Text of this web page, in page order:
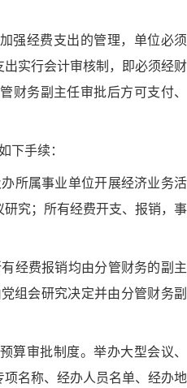
强经费支出的管理，单位必须
实行会计审核制，即必须经财
财务副主任审批后方可支付、
下手续：
所属事业单位开展经济业务活
究；所有经费开支、报销，事
经费报销均由分管财务的副主
组会研究决定并由分管财务副
算审批制度。举办大型会议、
名称、经办人员名单、经办地